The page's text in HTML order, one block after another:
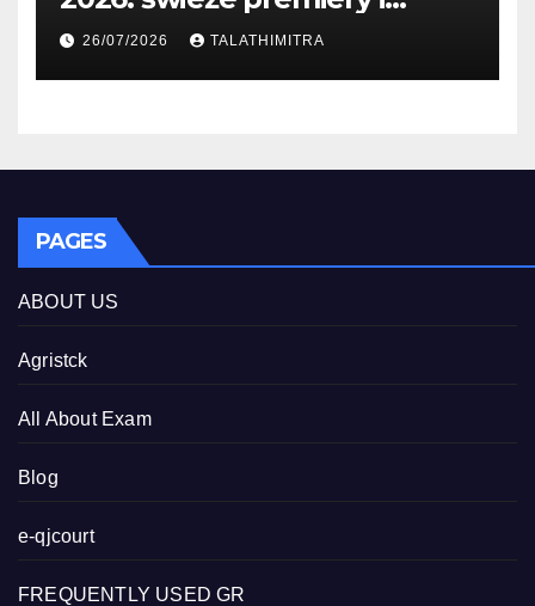
studia
26/07/2026 TALATHIMITRA
PAGES
ABOUT US
Agristck
All About Exam
Blog
e-qjcourt
FREQUENTLY USED GR